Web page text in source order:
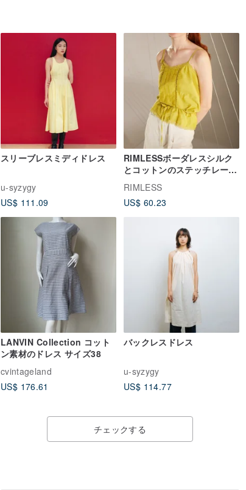
スリーブレスミディドレス
u-syzygy
US$ 111.09
RIMLESSボーダレスシルク
とコットンのステッチレース
スリングデザインセンスニッ
チアウターウェアベストオリ
ジナルデザイン
RIMLESS
US$ 60.23
LANVIN Collection コット
ン素材のドレス サイズ38
cvintageland
US$ 176.61
バックレスドレス
u-syzygy
US$ 114.77
チェックする